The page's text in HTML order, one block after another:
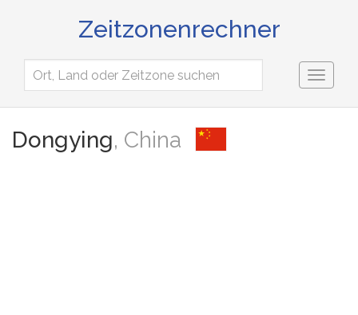
Zeitzonenrechner
Toggle
Dongying, China